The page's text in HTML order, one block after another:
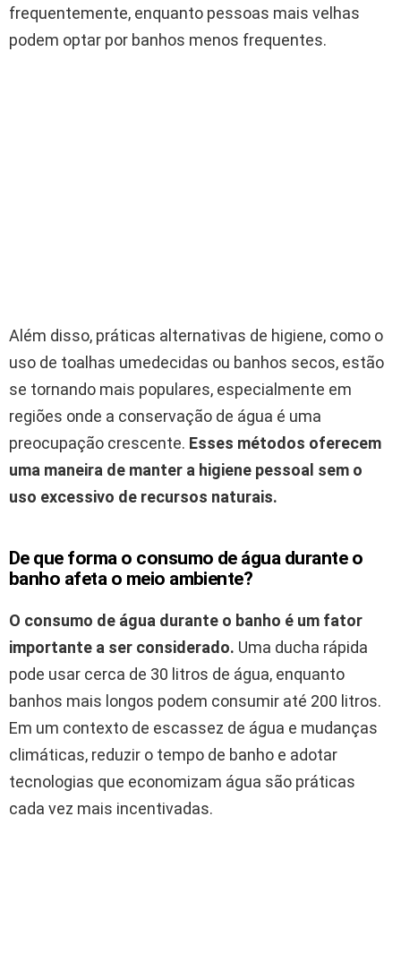
frequentemente, enquanto pessoas mais velhas
podem optar por banhos menos frequentes.
Além disso, práticas alternativas de higiene, como o
uso de toalhas umedecidas ou banhos secos, estão
se tornando mais populares, especialmente em
regiões onde a conservação de água é uma
preocupação crescente. Esses métodos oferecem
uma maneira de manter a higiene pessoal sem o
uso excessivo de recursos naturais.
De que forma o consumo de água durante o
banho afeta o meio ambiente?
O consumo de água durante o banho é um fator
importante a ser considerado. Uma ducha rápida
pode usar cerca de 30 litros de água, enquanto
banhos mais longos podem consumir até 200 litros.
Em um contexto de escassez de água e mudanças
climáticas, reduzir o tempo de banho e adotar
tecnologias que economizam água são práticas
cada vez mais incentivadas.